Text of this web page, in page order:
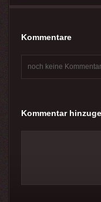
Kommentare
noch keine
Kommentar